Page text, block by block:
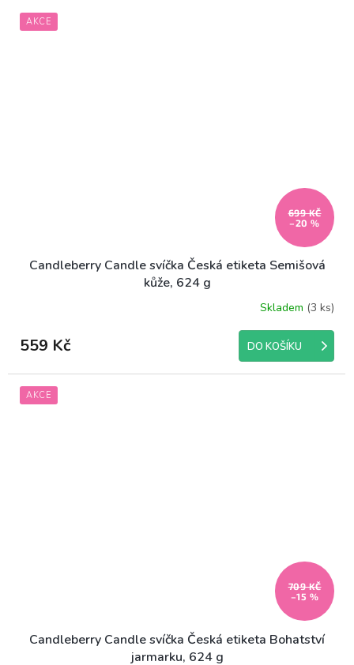
AKCE
699 KČ
–20 %
Candleberry Candle svíčka Česká etiketa Semišová
kůže, 624 g
Skladem (3 ks)
559 Kč DO KOŠÍKU
AKCE
709 KČ
–15 %
Candleberry Candle svíčka Česká etiketa Bohatství
jarmarku, 624 g